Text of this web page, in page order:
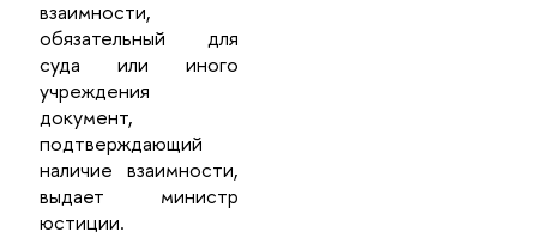
взаимности,
обязательный для
суда или иного
учреждения
документ,
подтверждающий
наличие взаимности,
выдает министр
юстиции.